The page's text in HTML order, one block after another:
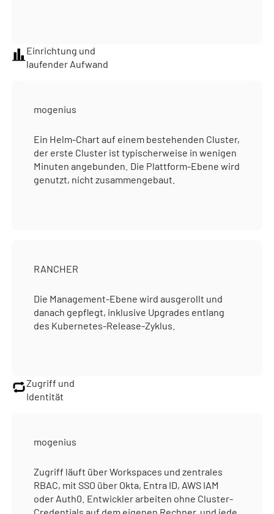
Einrichtung und
laufender Aufwand
mogenius
Ein Helm-Chart auf einem bestehenden Cluster,
der erste Cluster ist typischerweise in wenigen
Minuten angebunden. Die Plattform-Ebene wird
genutzt, nicht zusammengebaut.
RANCHER
Die Management-Ebene wird ausgerollt und
danach gepflegt, inklusive Upgrades entlang
des Kubernetes-Release-Zyklus.
Zugriff und
Identität
mogenius
Zugriff läuft über Workspaces und zentrales
RBAC, mit SSO über Okta, Entra ID, AWS IAM
oder Auth0. Entwickler arbeiten ohne Cluster-